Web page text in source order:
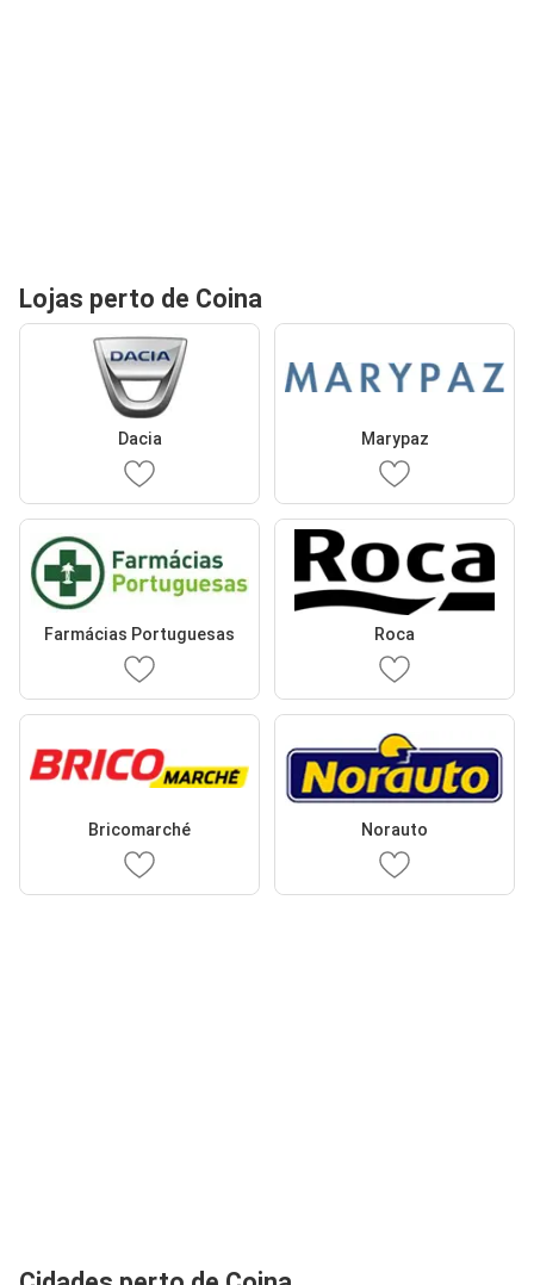
Lojas perto de Coina
Dacia Marypaz
Farmácias Portuguesas Roca
Bricomarché Norauto